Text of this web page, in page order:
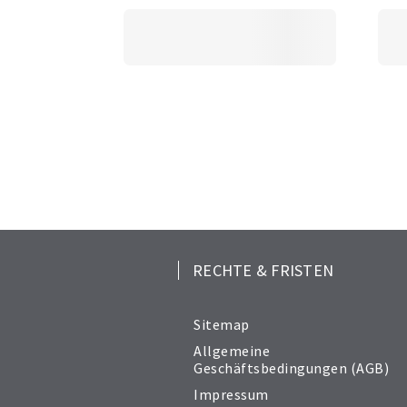
RECHTE & FRISTEN
Sitemap
Allgemeine
Geschäftsbedingungen (AGB)
Impressum